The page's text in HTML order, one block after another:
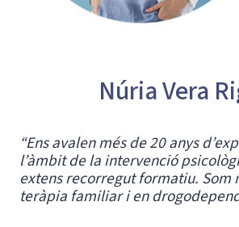
Núria Vera
“Ens avalen més de 20 anys
l’àmbit de la intervenció
extens recorregut formatiu. Som
teràpia familiar i en